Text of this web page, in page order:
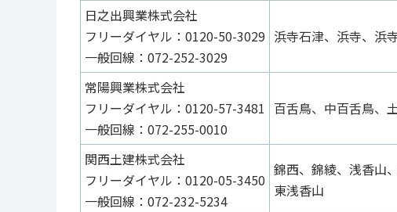
日之出興業株式会社
フリーダイヤル：0120-50-3029
一般回線：072-252-3029
浜寺石津、浜寺、浜
常陽興業株式会社
フリーダイヤル：0120-57-3481
一般回線：072-255-0010
百舌鳥、中百舌鳥、
関西土建株式会社
フリーダイヤル：0120-05-3450
一般回線：072-232-5234
錦西、錦綾、浅香山
東浅香山